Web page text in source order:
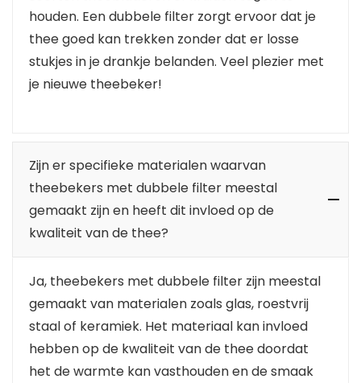
houden. Een dubbele filter zorgt ervoor dat je
thee goed kan trekken zonder dat er losse
stukjes in je drankje belanden. Veel plezier met
je nieuwe theebeker!
Zijn er specifieke materialen waarvan
theebekers met dubbele filter meestal
gemaakt zijn en heeft dit invloed op de
kwaliteit van de thee?
Ja, theebekers met dubbele filter zijn meestal
gemaakt van materialen zoals glas, roestvrij
staal of keramiek. Het materiaal kan invloed
hebben op de kwaliteit van de thee doordat
het de warmte kan vasthouden en de smaak